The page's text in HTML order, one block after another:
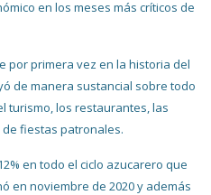
en los meses más críticos de
por primera vez en la historia del
de manera sustancial sobre todo
turismo, los restaurantes, las
fiestas patronales.
en todo el ciclo azucarero que
en noviembre de 2020 y además